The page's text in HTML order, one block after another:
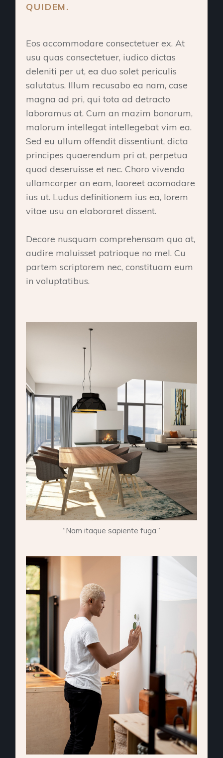
QUIDEM.
Eos accommodare consectetuer ex. At
usu quas consectetuer, iudico dictas
deleniti per ut, ea duo solet periculis
salutatus. Illum recusabo ea nam, case
magna ad pri, qui tota ad detracto
laboramus at. Cum an mazim bonorum,
malorum intellegat intellegebat vim ea.
Sed eu ullum offendit dissentiunt, dicta
principes quaerendum pri at, perpetua
quod deseruisse et nec. Choro vivendo
ullamcorper an eam, laoreet acomodare
ius ut. Ludus definitionem ius ea, lorem
vitae usu an elaboraret dissent.
Decore nusquam comprehensam quo at,
audire maluisset patrioque no mel. Cu
partem scriptorem nec, constituam eum
in voluptatibus.
“Nam itaque sapiente fuga.”